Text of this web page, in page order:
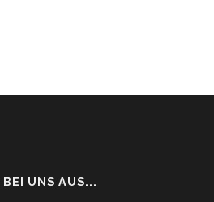
UNS AUS...